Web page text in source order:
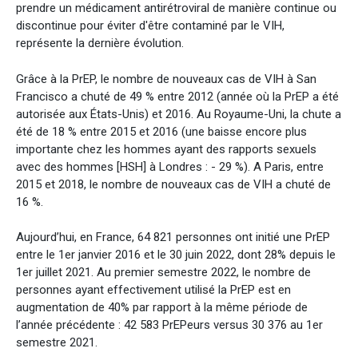
prendre un médicament antirétroviral de manière continue ou
discontinue pour éviter d'être contaminé par le VIH,
représente la dernière évolution.
Grâce à la PrEP, le nombre de nouveaux cas de VIH à San
Francisco a chuté de 49 % entre 2012 (année où la PrEP a été
autorisée aux États-Unis) et 2016. Au Royaume-Uni, la chute a
été de 18 % entre 2015 et 2016 (une baisse encore plus
importante chez les hommes ayant des rapports sexuels
avec des hommes [HSH] à Londres : - 29 %). A Paris, entre
2015 et 2018, le nombre de nouveaux cas de VIH a chuté de
16 %.
Aujourd’hui, en France, 64 821 personnes ont initié une PrEP
entre le 1er janvier 2016 et le 30 juin 2022, dont 28% depuis le
1er juillet 2021. Au premier semestre 2022, le nombre de
personnes ayant effectivement utilisé la PrEP est en
augmentation de 40% par rapport à la même période de
l’année précédente : 42 583 PrEPeurs versus 30 376 au 1er
semestre 2021.